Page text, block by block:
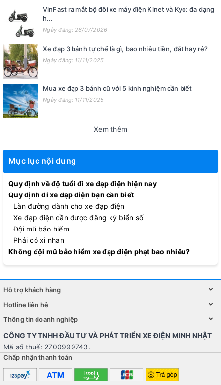
VinFast ra mắt bộ đôi xe máy điện Kinet và Kyo: đa dạng
h...
Ngày đăng: 26/07/2026
Xe đạp 3 bánh tự chế là gì, bao nhiêu tiền, đắt hay rẻ?
Ngày đăng: 11/11/2025
Mua xe đạp 3 bánh cũ với 5 kinh nghiệm cần biết
Ngày đăng: 11/11/2025
Xem thêm
Mục lục nội dung
Quy định về độ tuổi đi xe đạp điện hiện nay
Quy định đi xe đạp điện bạn cần biết
Làn đường dành cho xe đạp điện
Xe đạp điện cần được đăng ký biển số
Đội mũ bảo hiểm
Phải có xi nhan
Không đội mũ bảo hiểm xe đạp điện phạt bao nhiêu?
Hỗ trợ khách hàng
Hotline liên hệ
Thông tin doanh nghiệp
CÔNG TY TNHH ĐẦU TƯ VÀ PHÁT TRIỂN XE ĐIỆN MINH NHẬT
Mã số thuế: 2700999743.
Chấp nhận thanh toán